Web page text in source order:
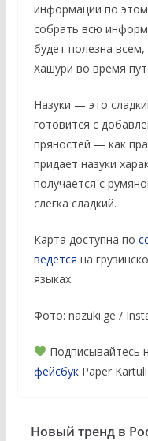
информации по
собрать всю
будет полезна
Хашури во время
Назуки — это
готовится с
пряностей — как
придает назуки
получается с
слегка сладкий.
Карта доступна по
ведется на
языках.
Фото: nazuki.ge /
Подписывайтесь
фейсбукPaper Kartuli
Новый тренд в